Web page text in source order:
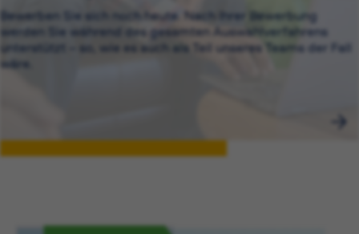
Bewerben Sie sich noch heute. Nach Ihrer Bewerbung
werden Sie während des gesamten Auswahlverfahrens
unterstützt – so, wie es auch als Teil unseres Teams der Fall
wäre.